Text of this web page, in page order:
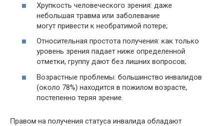
Хрупкость человеческого зрения: даже
небольшая травма или заболевание
могут привести к необратимой потере;
Относительная простота получения: как только
уровень зрения падает ниже определенной
отметки, группу дают без лишних вопросов;
Возрастные проблемы: большинство инвалидов
(около 78%) находится в пожилом возрасте,
постепенно теряя зрение.
Правом на получения статуса инвалида обладают